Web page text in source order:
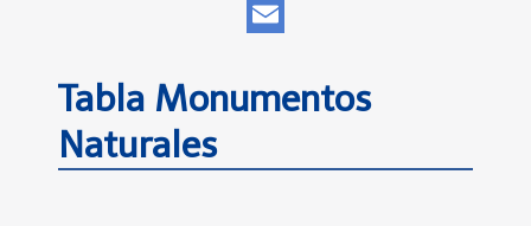
WhatsApp
Tabla Monumentos
Naturales